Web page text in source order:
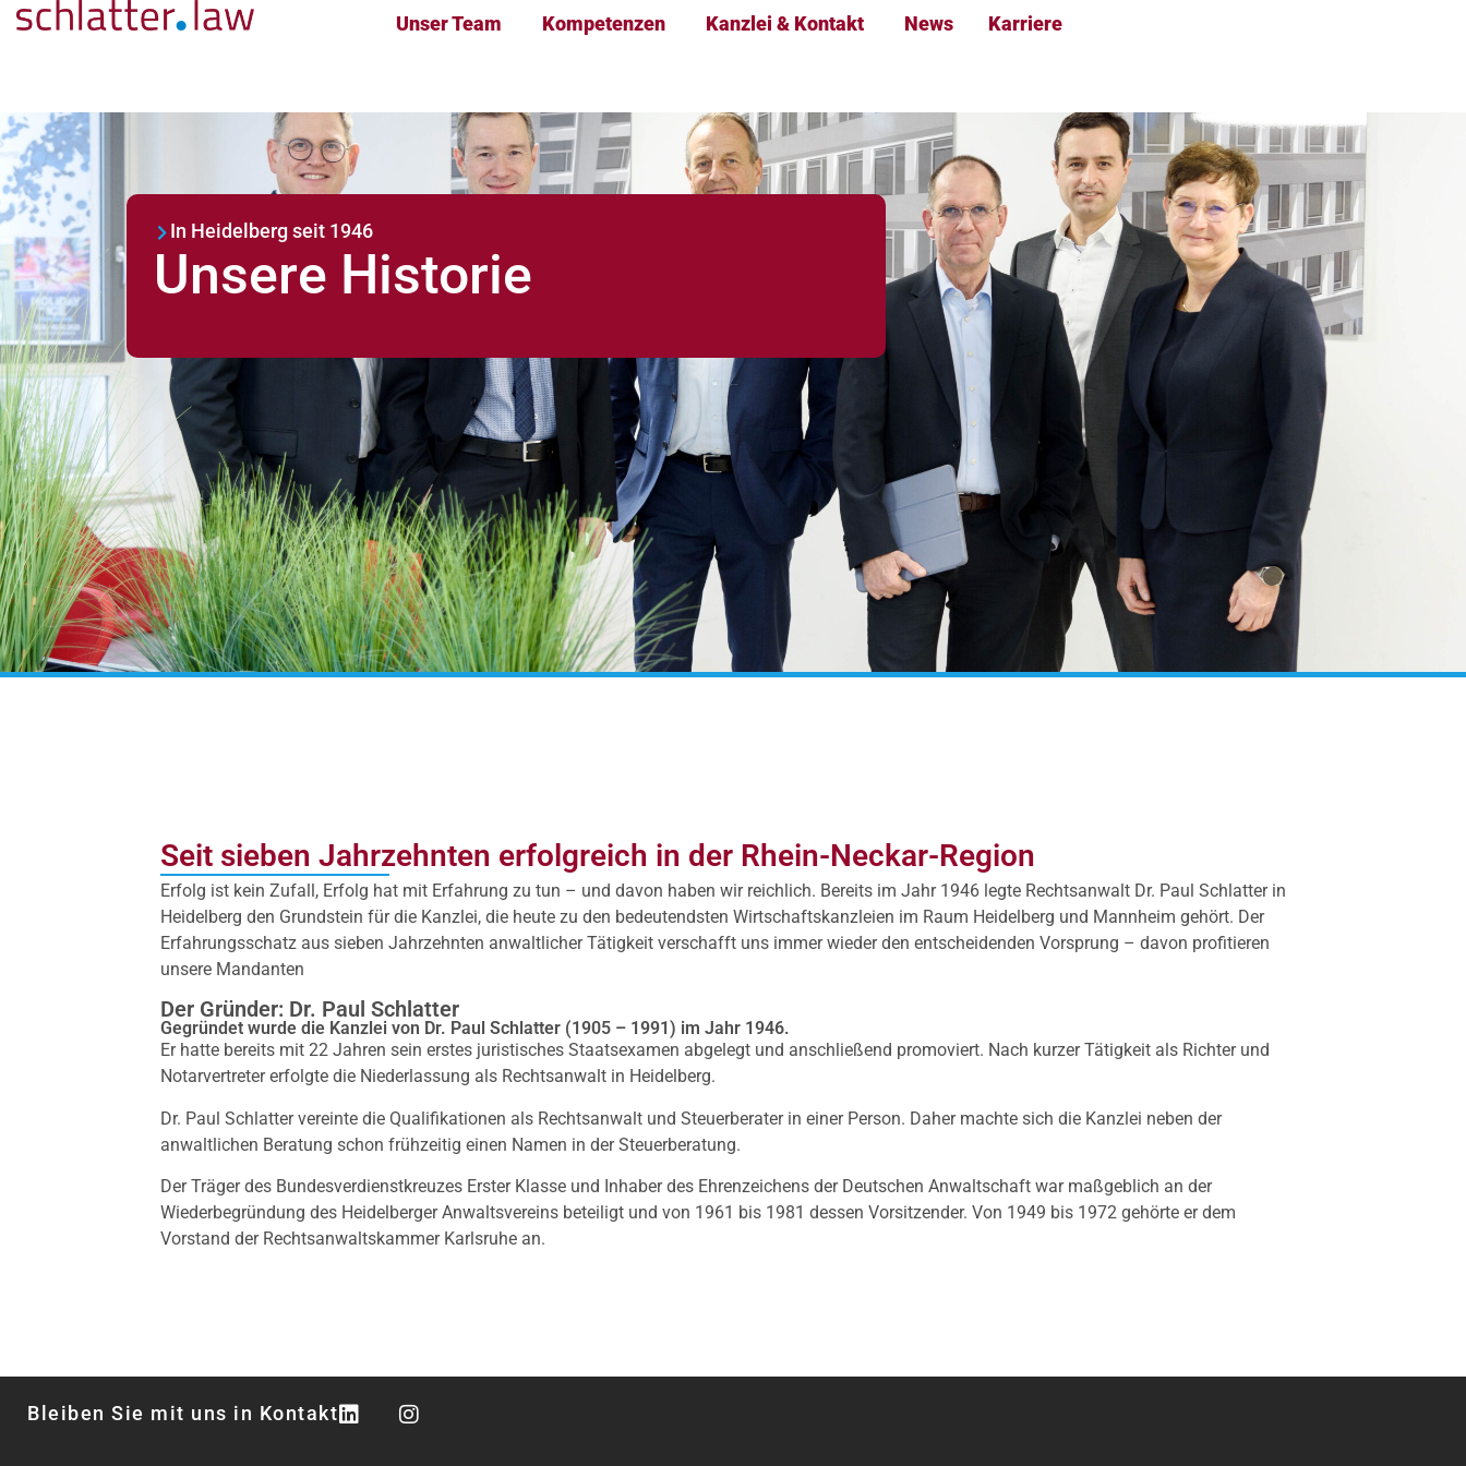
Unser Team Kompetenzen Kanzlei & Kontakt News Karriere
In Heidelberg seit 1946
Unsere Historie
Seit sieben Jahrzehnten erfolgreich in der Rhein-Neckar-Region
Erfolg ist kein Zufall, Erfolg hat mit Erfahrung zu tun – und davon haben wir reichlich. Bereits im Jahr 1946 legte Rechtsanwalt Dr. Paul Schlatter in
Heidelberg den Grundstein für die Kanzlei, die heute zu den bedeutendsten Wirtschaftskanzleien im Raum Heidelberg und Mannheim gehört. Der
Erfahrungsschatz aus sieben Jahrzehnten anwaltlicher Tätigkeit verschafft uns immer wieder den entscheidenden Vorsprung – davon profitieren
unsere Mandanten
Der Gründer: Dr. Paul Schlatter
Gegründet wurde die Kanzlei von Dr. Paul Schlatter (1905 – 1991) im Jahr 1946.
Er hatte bereits mit 22 Jahren sein erstes juristisches Staatsexamen abgelegt und anschließend promoviert. Nach kurzer Tätigkeit als Richter und
Notarvertreter erfolgte die Niederlassung als Rechtsanwalt in Heidelberg.
Dr. Paul Schlatter vereinte die Qualifikationen als Rechtsanwalt und Steuerberater in einer Person. Daher machte sich die Kanzlei neben der
anwaltlichen Beratung schon frühzeitig einen Namen in der Steuerberatung.
Der Träger des Bundesverdienstkreuzes Erster Klasse und Inhaber des Ehrenzeichens der Deutschen Anwaltschaft war maßgeblich an der
Wiederbegründung des Heidelberger Anwaltsvereins beteiligt und von 1961 bis 1981 dessen Vorsitzender. Von 1949 bis 1972 gehörte er dem
Vorstand der Rechtsanwaltskammer Karlsruhe an.
Bleiben Sie mit uns in Kontakt